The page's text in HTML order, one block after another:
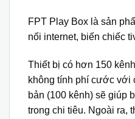
FPT Play Box là sản
nối internet, biến chiếc
Thiết bị có hơn 150
không tính phí cước với
bản (100 kênh) sẽ giúp
trong chi tiêu. Ngoài ra,